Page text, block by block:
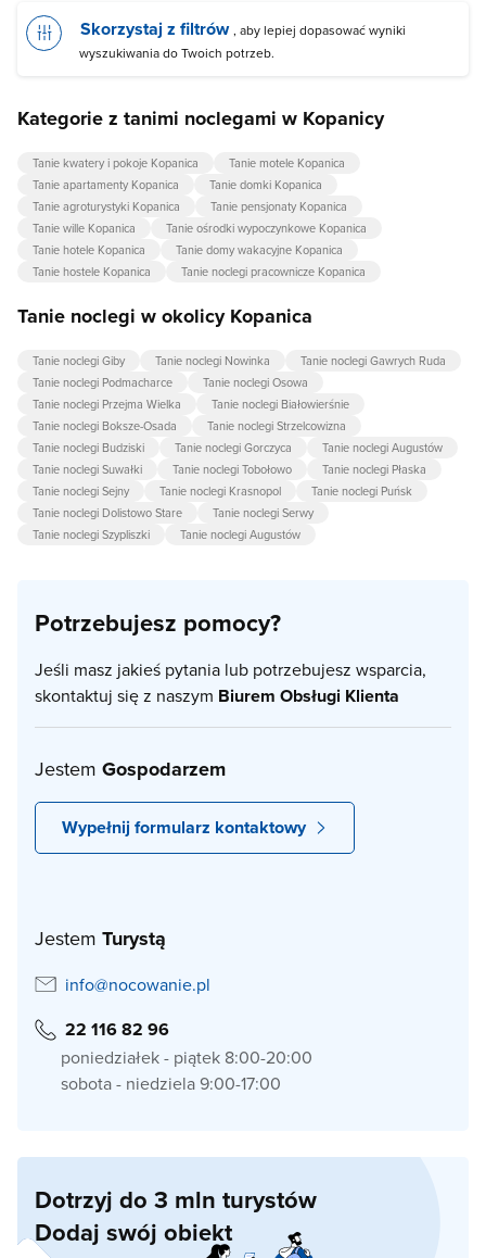
Skorzystaj z filtrów , aby lepiej dopasować wyniki
wyszukiwania do Twoich potrzeb.
Kategorie z tanimi noclegami w Kopanicy
Tanie kwatery i pokoje Kopanica
Tanie motele Kopanica
Tanie apartamenty Kopanica
Tanie domki Kopanica
Tanie agroturystyki Kopanica
Tanie pensjonaty Kopanica
Tanie wille Kopanica
Tanie ośrodki wypoczynkowe Kopanica
Tanie hotele Kopanica
Tanie domy wakacyjne Kopanica
Tanie hostele Kopanica
Tanie noclegi pracownicze Kopanica
Tanie noclegi w okolicy Kopanica
Tanie noclegi Giby Tanie noclegi Nowinka
Tanie noclegi Gawrych Ruda
Tanie noclegi Podmacharce
Tanie noclegi Osowa
Tanie noclegi Przejma Wielka
Tanie noclegi Białowierśnie
Tanie noclegi Boksze-Osada
Tanie noclegi Strzelcowizna
Tanie noclegi Budziski
Tanie noclegi Gorczyca
Tanie noclegi Augustów
Tanie noclegi Suwałki
Tanie noclegi Tobołowo
Tanie noclegi Płaska
Tanie noclegi Sejny
Tanie noclegi Krasnopol
Tanie noclegi Puńsk
Tanie noclegi Dolistowo Stare
Tanie noclegi Serwy
Tanie noclegi Szypliszki
Tanie noclegi Augustów
Potrzebujesz pomocy?
Jeśli masz jakieś pytania lub potrzebujesz wsparcia,
skontaktuj się z naszym Biurem Obsługi Klienta
Jestem Gospodarzem
Wypełnij formularz kontaktowy
Jestem Turystą
info@nocowanie.pl
22 116 82 96
poniedziałek - piątek 8:00-20:00
sobota - niedziela 9:00-17:00
Dotrzyj do 3 mln turystów
Dodaj swój obiekt